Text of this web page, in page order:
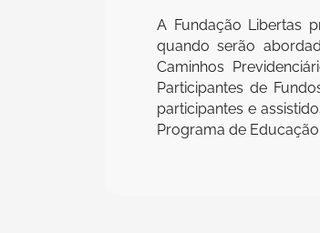
A Fundação Libertas
quando serão
Caminhos
Participantes de
participantes e
Programa de